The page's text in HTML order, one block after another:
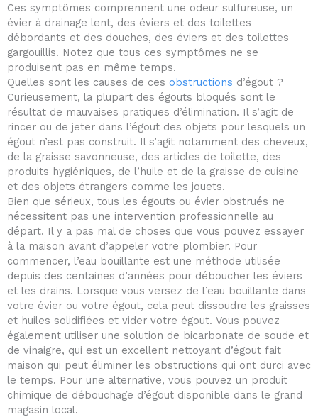
Ces symptômes comprennent une odeur sulfureuse, un
évier à drainage lent, des éviers et des toilettes
débordants et des douches, des éviers et des toilettes
gargouillis. Notez que tous ces symptômes ne se
produisent pas en même temps.
Quelles sont les causes de ces obstructions d’égout ?
Curieusement, la plupart des égouts bloqués sont le
résultat de mauvaises pratiques d’élimination. Il s’agit de
rincer ou de jeter dans l’égout des objets pour lesquels un
égout n’est pas construit. Il s’agit notamment des cheveux,
de la graisse savonneuse, des articles de toilette, des
produits hygiéniques, de l’huile et de la graisse de cuisine
et des objets étrangers comme les jouets.
Bien que sérieux, tous les égouts ou évier obstrués ne
nécessitent pas une intervention professionnelle au
départ. Il y a pas mal de choses que vous pouvez essayer
à la maison avant d’appeler votre plombier. Pour
commencer, l’eau bouillante est une méthode utilisée
depuis des centaines d’années pour déboucher les éviers
et les drains. Lorsque vous versez de l’eau bouillante dans
votre évier ou votre égout, cela peut dissoudre les graisses
et huiles solidifiées et vider votre égout. Vous pouvez
également utiliser une solution de bicarbonate de soude et
de vinaigre, qui est un excellent nettoyant d’égout fait
maison qui peut éliminer les obstructions qui ont durci avec
le temps. Pour une alternative, vous pouvez un produit
chimique de débouchage d’égout disponible dans le grand
magasin local.